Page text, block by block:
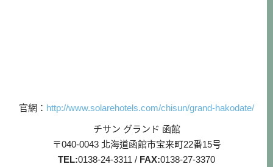
官網： http://www.solarehotels.com/chisun/grand-hakodate/
チサン グランド 函館
〒040-0043 北海道函館市宝来町22番15号
TEL:0138-24-3311 / FAX:0138-27-3370